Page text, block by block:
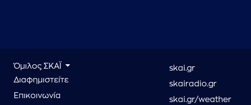
Όμιλος ΣΚΑΪ
Διαφημιστείτε
Επικοινωνία
skai.gr
skairadio.gr
skai.gr/weather